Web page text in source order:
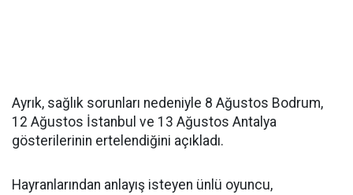
Ayrık, sağlık sorunları nedeniyle 8 Ağustos Bodrum,
12 Ağustos İstanbul ve 13 Ağustos Antalya
gösterilerinin ertelendiğini açıkladı.
Hayranlarından anlayış isteyen ünlü oyuncu,